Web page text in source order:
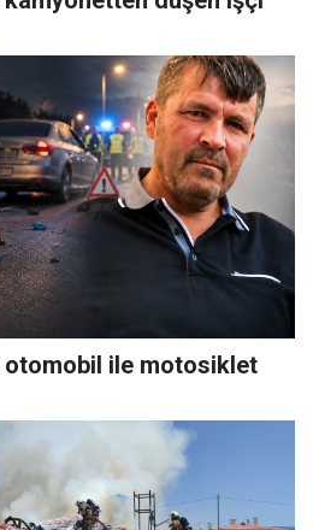
otomobil ile motosiklet